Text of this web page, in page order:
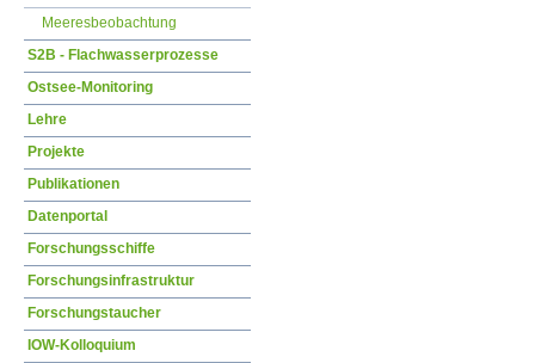
Meeresbeobachtung
S2B - Flachwasserprozesse
Ostsee-Monitoring
Lehre
Projekte
Publikationen
Datenportal
Forschungsschiffe
Forschungsinfrastruktur
Forschungstaucher
IOW-Kolloquium